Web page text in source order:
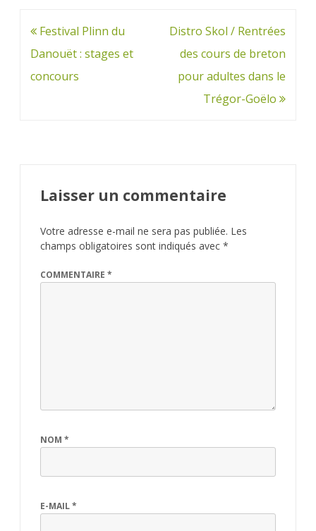
Navigation
de
l’article
Festival Plinn du
Danouët : stages et
concours
Distro Skol / Rentrées
des cours de breton
pour adultes dans le
Trégor-Goëlo
Laisser un commentaire
Votre adresse e-mail ne sera pas publiée. Les
champs obligatoires sont indiqués avec *
COMMENTAIRE *
NOM *
E-MAIL*